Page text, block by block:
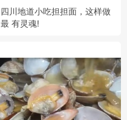
四川地道小吃担担面，这样做
最 有灵魂!